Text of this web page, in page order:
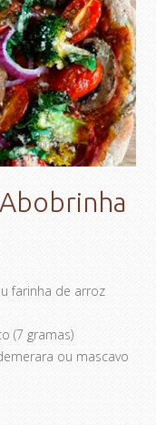
farinha de arroz
(7 gramas)
ou mascavo